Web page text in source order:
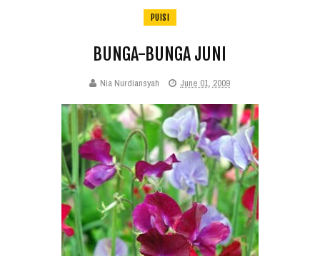
PUISI
BUNGA-BUNGA JUNI
Nia Nurdiansyah June 01, 2009